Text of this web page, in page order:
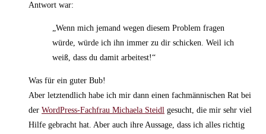
Antwort war:
„Wenn mich jemand wegen diesem Problem fragen
würde, würde ich ihn immer zu dir schicken. Weil ich
weiß, dass du damit arbeitest!“
Was für ein guter Bub!
Aber letztendlich habe ich mir dann einen fachmännischen Rat bei
der WordPress-Fachfrau Michaela Steidl gesucht, die mir sehr viel
Hilfe gebracht hat. Aber auch ihre Aussage, dass ich alles richtig